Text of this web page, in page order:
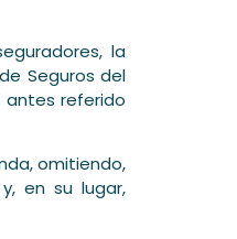
la
Seguros del
referido
omitiendo,
en su lugar,